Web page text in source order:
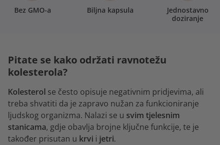
Bez GMO-a Biljna kapsula
Jednostavno
doziranje
Pitate se kako održati ravnotežu
kolesterola?
Kolesterol se često opisuje negativnim pridjevima, ali
treba shvatiti da je zapravo nužan za funkcioniranje
ljudskog organizma. Nalazi se u svim tjelesnim
stanicama, gdje obavlja brojne ključne funkcije, te je
također prisutan u krvi i jetri.